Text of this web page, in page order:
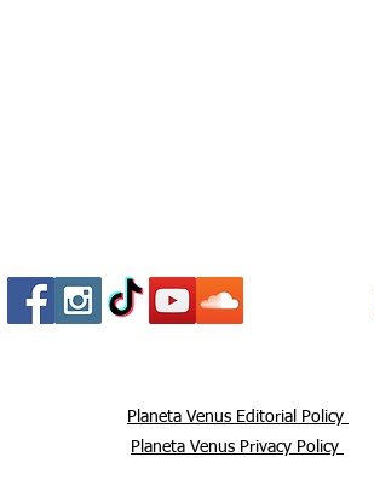
Planeta Venus Privacy Policy
Planeta Venus Editorial Policy